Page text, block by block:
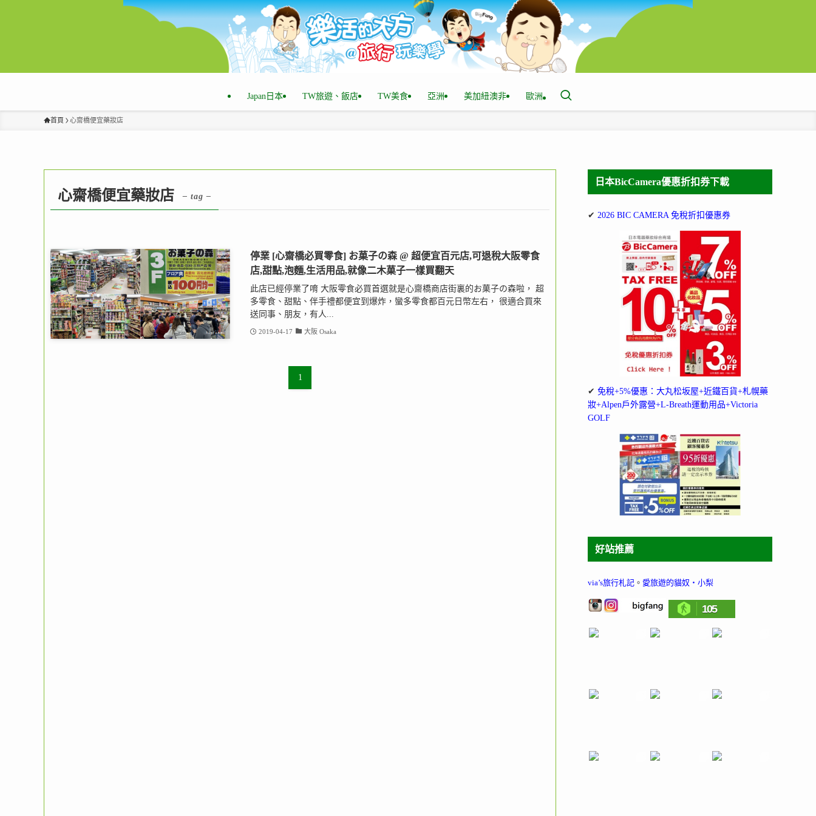
Japan日本 TW旅遊、飯店 TW美食 亞洲 美加紐澳非 歐洲
首頁 心齋橋便宜藥妝店
心齋橋便宜藥妝店 – tag –
停業 [心齋橋必買零食] お菓子の森 @ 超便宜百元店,可退稅大阪零食
店,甜點,泡麵,生活用品,就像二木菓子一樣買翻天
此店已經停業了唷 大阪零食必買首選就是心齋橋商店街裏的お菓子の森啦， 超
多零食、甜點、伴手禮都便宜到爆炸，蠻多零食都百元日幣左右， 很適合買來
送同事、朋友，有人...
2019-04-17 大阪 Osaka
1
日本BicCamera優惠折扣券下載
✔ 2026 BIC CAMERA 免稅折扣優惠券
✔ 免稅+5%優惠：大丸松坂屋+近鐵百貨+札幌藥
妝+Alpen戶外露營+L-Breath運動用品+Victoria
GOLF
好站推薦
via’s旅行札記 。 愛旅遊的貓奴‧小梨
105